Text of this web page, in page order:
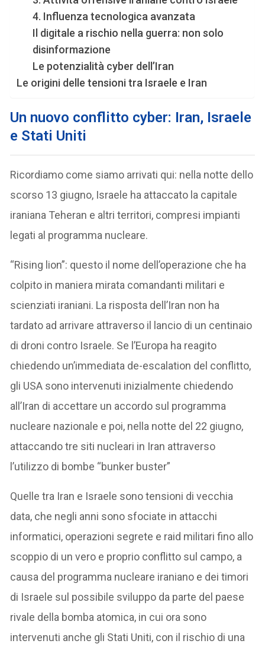
4. Influenza tecnologica avanzata
Il digitale a rischio nella guerra: non solo
disinformazione
Le potenzialità cyber dell’Iran
Le origini delle tensioni tra Israele e Iran
Un nuovo conflitto cyber: Iran, Israele
e Stati Uniti
Ricordiamo come siamo arrivati qui: nella notte dello
scorso 13 giugno, Israele ha attaccato la capitale
iraniana Teheran e altri territori, compresi impianti
legati al programma nucleare.
“Rising lion”: questo il nome dell’operazione che ha
colpito in maniera mirata comandanti militari e
scienziati iraniani. La risposta dell’Iran non ha
tardato ad arrivare attraverso il lancio di un centinaio
di droni contro Israele. Se l’Europa ha reagito
chiedendo un’immediata de-escalation del conflitto,
gli USA sono intervenuti inizialmente chiedendo
all’Iran di accettare un accordo sul programma
nucleare nazionale e poi, nella notte del 22 giugno,
attaccando tre siti nucleari in Iran attraverso
l’utilizzo di bombe “bunker buster”
Quelle tra Iran e Israele sono tensioni di vecchia
data, che negli anni sono sfociate in attacchi
informatici, operazioni segrete e raid militari fino allo
scoppio di un vero e proprio conflitto sul campo, a
causa del programma nucleare iraniano e dei timori
di Israele sul possibile sviluppo da parte del paese
rivale della bomba atomica, in cui ora sono
intervenuti anche gli Stati Uniti, con il rischio di una